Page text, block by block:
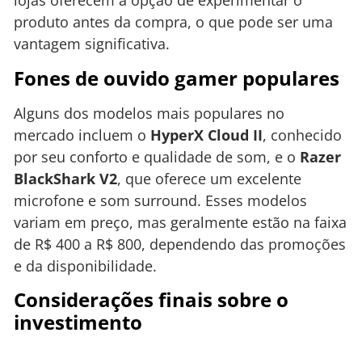
produto antes da compra, o que pode ser uma
vantagem significativa.
Fones de ouvido gamer populares
Alguns dos modelos mais populares no
mercado incluem o HyperX Cloud II, conhecido
por seu conforto e qualidade de som, e o Razer
BlackShark V2, que oferece um excelente
microfone e som surround. Esses modelos
variam em preço, mas geralmente estão na faixa
de R$ 400 a R$ 800, dependendo das promoções
e da disponibilidade.
Considerações finais sobre o
investimento